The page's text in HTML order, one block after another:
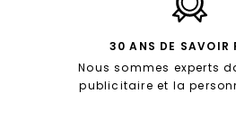
30 ANS DE SAVOIR
Nous sommes experts
publicitaire et la